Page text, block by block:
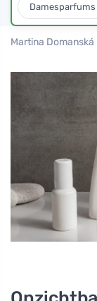
Damesparfums
Martina Domanská